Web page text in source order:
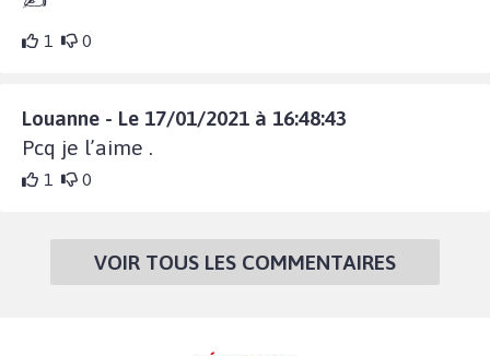
1 0
Louanne - Le 17/01/2021 à 16:48:43
Pcq je l’aime .
1 0
VOIR TOUS LES COMMENTAIRES